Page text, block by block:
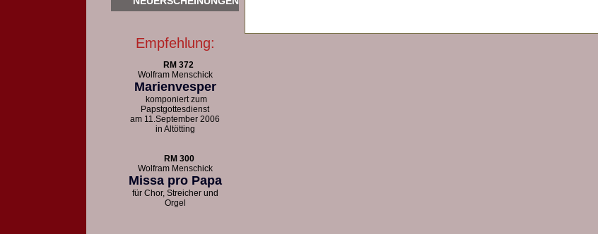
Empfehlung:
RM 372
Wolfram Menschick
Marienvesper
komponiert zum
Papstgottesdienst
am 11.September 2006
in Altötting
RM 300
Wolfram Menschick
Missa pro Papa
für Chor, Streicher und
Orgel